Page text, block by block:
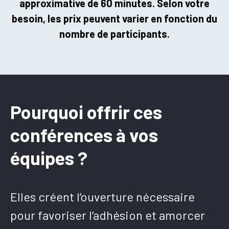
approximative de 60 minutes. Selon votre
besoin, les prix peuvent varier en fonction du
nombre de participants.
Pourquoi offrir ces
conférences à vos
équipes ?
Elles créent l’ouverture nécessaire
pour favoriser l’adhésion et amorcer